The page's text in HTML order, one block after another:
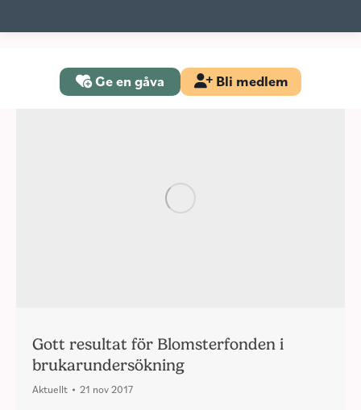
Ge en gåva Bli medlem
Gott resultat för Blomsterfonden i
brukarundersökning
Aktuellt 21 nov 2017